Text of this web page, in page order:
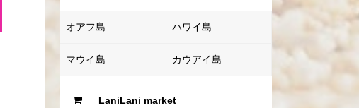
オアフ島 ハワイ島
マウイ島 カウアイ島
LaniLani market